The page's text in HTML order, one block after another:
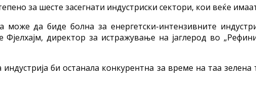
за шесте засегнати индустриски сектори, кои веќе
може да биде болна за енергетски-интензивните
Фјелхајм, директор за истражување на јаглерод во
би останала конкурентна за време на таа